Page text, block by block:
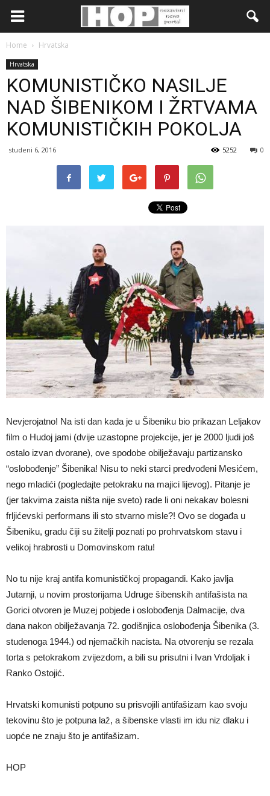
Home Hrvatska
Hrvatska
KOMUNISTIČKO NASILJE
NAD ŠIBENIKOM I ŽRTVAMA
KOMUNISTIČKIH POKOLJA
studeni 6, 2016 0
5252
Nevjerojatno! Na isti dan kada je u Šibeniku bio prikazan Leljakov
film o Hudoj jami (dvije uzastopne projekcije, jer je 2000 ljudi još
ostalo izvan dvorane), ove spodobe obilježavaju partizansko
“oslobođenje” Šibenika! Nisu to neki starci predvođeni Mesićem,
nego mladići (pogledajte petokraku na majici lijevog). Pitanje je
(jer takvima zaista ništa nije sveto) rade li oni nekakav bolesni
frljićevski performans ili sto stvarno misle?! Ovo se događa u
Šibeniku, gradu čiji su žitelji poznati po prohrvatskom stavu i
velikoj hrabrosti u Domovinskom ratu!
No tu nije kraj antifa komunističkoj propagandi. Kako javlja
Jutarnji, u novim prostorijama Udruge šibenskih antifašista na
Gorici otvoren je Muzej pobjede i oslobođenja Dalmacije, dva
dana nakon obilježavanja 72. godišnjica oslobođenja Šibenika (3.
studenoga 1944.) od njemačkih nacista. Na otvorenju se rezala
torta s petokrakom zvijezdom, a bili su prisutni i Ivan Vrdoljak i
Ranko Ostojić.
Hrvatski komunisti potpuno su prisvojili antifašizam kao svoju
tekovinu što je potpuna laž, a šibenske vlasti im idu niz dlaku i
uopće ne znaju što je antifašizam.
HOP